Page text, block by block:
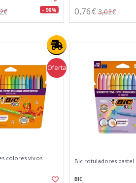
- 90% 0,76€ 3,02€
Oferta
colores vivos
Bic rotuladores pastel
BIC